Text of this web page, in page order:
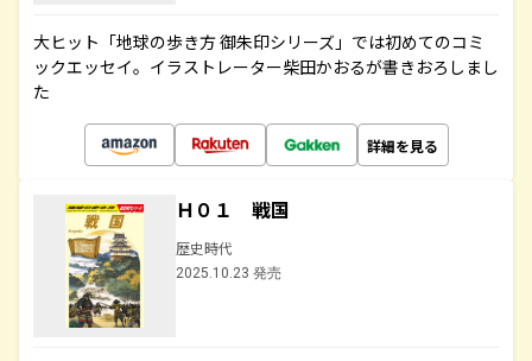
大ヒット「地球の歩き方 御朱印シリーズ」では初めてのコミ
ックエッセイ。イラストレーター柴田かおるが書きおろしまし
た
詳細を見る
Ｈ０１ 戦国
歴史時代
2025.10.23 発売